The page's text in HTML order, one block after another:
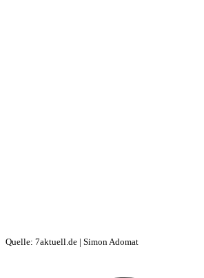
Quelle: 7aktuell.de | Simon Adomat